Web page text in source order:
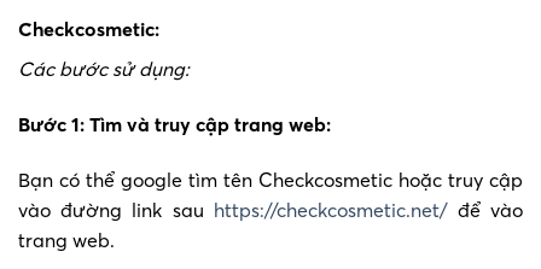
Checkcosmetic:
Các bước sử dụng:
Bước 1: Tìm và truy cập trang web:
Bạn có thể google tìm tên Checkcosmetic hoặc truy cập
vào đường link sau https://checkcosmetic.net/để vào
trang web.